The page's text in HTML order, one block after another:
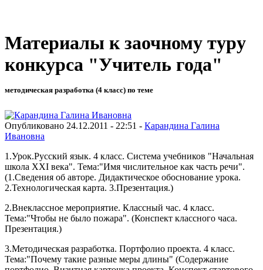
Материалы к заочному туру
конкурса "Учитель года"
методическая разработка (4 класс) по теме
Опубликовано 24.12.2011 - 22:51 - Карандина Галина
Ивановна
1.Урок.Русский язык. 4 класс. Система учебников "Начальная
школа XXI века". Тема:"Имя числительное как часть речи".
(1.Сведения об авторе. Дидактическое обоснование урока.
2.Технологическая карта. 3.Презентация.)
2.Внеклассное мероприятие. Классный час. 4 класс.
Тема:"Чтобы не было пожара". (Конспект классного часа.
Презентация.)
3.Методическая разработка. Портфолио проекта. 4 класс.
Тема:"Почему такие разные меры длины" (Содержание